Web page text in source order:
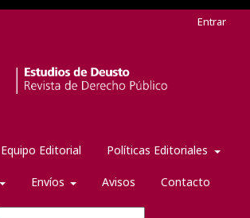
Equipo Editorial Políticas Editoriales
Envíos Avisos Contacto
Entrar